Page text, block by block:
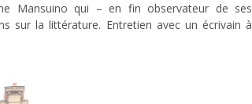
Mansuino qui – en fin observateur de ses
sur la littérature. Entretien avec un écrivain à